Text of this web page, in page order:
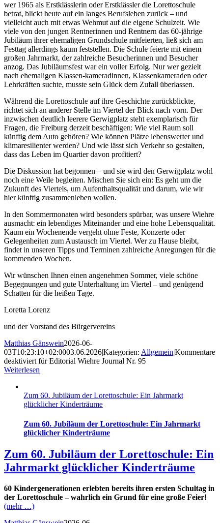
wer 1965 als Erstklässlerin oder Erstklässler die Lorettoschule
betrat, blickt heute auf ein langes Berufsleben zurück – und
vielleicht auch mit etwas Wehmut auf die eigene Schulzeit. Wie
viele von den jungen Rentnerinnen und Rentnern das 60-jährige
Jubiläum ihrer ehemaligen Grundschule mitfeierten, ließ sich am
Festtag allerdings kaum feststellen. Die Schule feierte mit einem
großen Jahrmarkt, der zahlreiche Besucherinnen und Besucher
anzog. Das Jubiläumsfest war ein voller Erfolg. Nur wer gezielt
nach ehemaligen Klassen-kameradinnen, Klassenkameraden oder
Lehrkräften suchte, musste sein Glück dem Zufall überlassen.
Während die Lorettoschule auf ihre Geschichte zurückblickte,
richtet sich an anderer Stelle im Viertel der Blick nach vorn. Der
inzwischen deutlich leerere Gerwigplatz steht exemplarisch für
Fragen, die Freiburg derzeit beschäftigen: Wie viel Raum soll
künftig dem Auto gehören? Wie können Plätze lebenswerter und
klimaresilienter werden? Und wie lässt sich Verkehr so gestalten,
dass das Leben im Quartier davon profitiert?
Die Diskussion hat begonnen – und sie wird den Gerwigplatz wohl
noch eine Weile begleiten. Mischen Sie sich ein: Es geht um die
Zukunft des Viertels, um Aufenthaltsqualität und darum, wie wir
hier künftig zusammenleben wollen.
In den Sommermonaten wird besonders spürbar, was unsere Wiehre
ausmacht: ein lebendiges Miteinander und eine hohe Lebensqualität.
Kaum ein Wochenende vergeht ohne Feste, Konzerte oder
Gelegenheiten zum Austausch im Viertel. Wer zu Hause bleibt,
findet in unseren Tipps und Terminen zahlreiche Anregungen für die
kommenden Wochen.
Wir wünschen Ihnen einen angenehmen Sommer, viele schöne
Begegnungen und gute Unterhaltung im Viertel – und genügend
Schatten für die heißen Tage.
Loretta Lorenz
und der Vorstand des Bürgervereins
Matthias Gänswein2026-06-
03T10:23:10+02:0003.06.2026|Kategorien: Allgemein|Kommentare
deaktiviert für Editorial Wiehre Journal Nr. 95
Weiterlesen
Zum 60. Jubiläum der Lorettoschule: Ein Jahrmarkt
glücklicher Kinderträume
Zum 60. Jubiläum der Lorettoschule: Ein Jahrmarkt
glücklicher Kinderträume
Zum 60. Jubiläum der Lorettoschule: Ein
Jahrmarkt glücklicher Kinderträume
60 Kindergenerationen erlebten bereits ihren ersten Schultag in
der Lorettoschule – wahrlich ein Grund für eine große Feier!
(mehr …)